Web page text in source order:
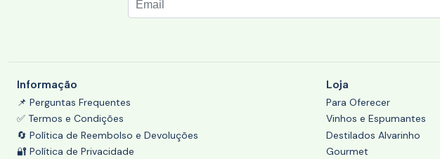
Informação
📌 Perguntas Frequentes
✅ Termos e Condições
🔄 Política de Reembolso e Devoluções
🔐 Política de Privacidade
Loja
Para Oferecer
Vinhos e Espumantes
Destilados Alvarinho
Gourmet